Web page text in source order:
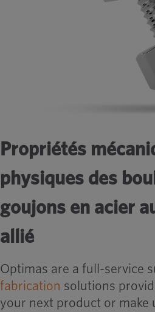
Propriétés
physiques des
goujons en acier
allié
Optimas are a full-service
fabrication solutions
your next product or make